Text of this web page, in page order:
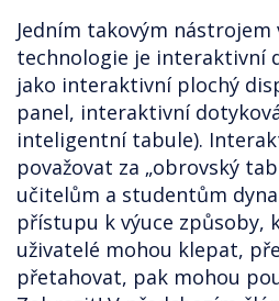
Jedním takovým nástrojem
technologie je interaktivní
jako interaktivní plochý
panel, interaktivní
inteligentní tabule).
považovat za „obrovský
učitelům a studentům
přístupu k výuce způsoby,
uživatelé mohou klepat,
přetahovat, pak mohou